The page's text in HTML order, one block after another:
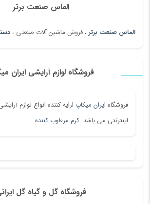
الماس صنعت برتر
الماس صنعت برتر ، فروش ماشین آلات صنعتی ،
فروشگاه لوازم آرایشی ایران
فروشگاه ایران میکاپ ارایه کننده انواع لوازم
اینترنتی می باشد. کرم مرطوب کننده
فروشگاه گل و گیاه گل